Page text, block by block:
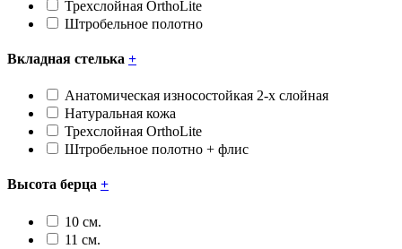
Трехслойная OrthoLite
Штробельное полотно
Вкладная стелька +
Анатомическая износостойкая 2-х слойная
Натуральная кожа
Трехслойная OrthoLite
Штробельное полотно + флис
Высота берца +
10 см.
11 см.